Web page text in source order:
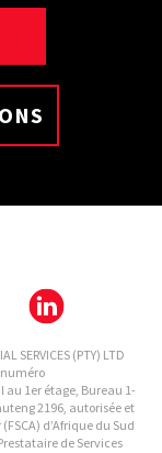
SERVICES (PTY) LTD
numéro
au 1er étage, Bureau 1-
2196, autorisée et
d’Afrique du Sud
de Services